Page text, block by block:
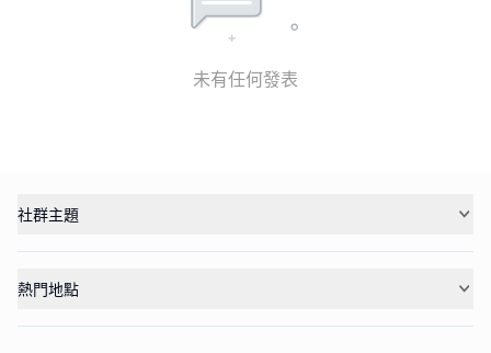
未有任何發表
社群主題
熱門地點